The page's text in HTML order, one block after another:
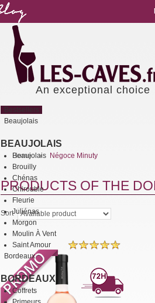
An exceptional choice
Bestsellers
Beaujolais
BEAUJOLAIS
Beaujolais
Brouilly
Chénas
Chirouble
Fleurie
Juliénas
Morgon
Moulin À Vent
Saint Amour
Bordeaux
BORDEAUX
Coffrets
Home
Négoce Minuty
PRODUCTS OF THE
Sort